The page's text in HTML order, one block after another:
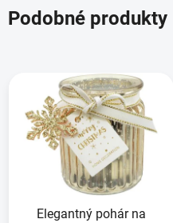
Podobné produkty
Elegantný pohár na